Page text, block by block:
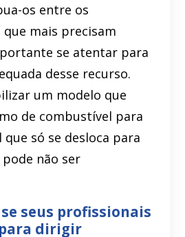
os entre os
mais precisam
se atentar para
desse recurso.
um modelo que
de combustível para
só se desloca para
não ser
seus profissionais
dirigir